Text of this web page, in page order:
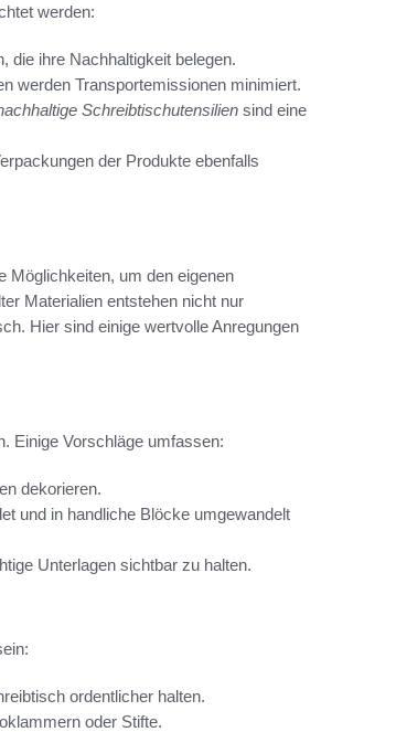
werden:
die ihre Nachhaltigkeit belegen.
werden Transportemissionen minimiert.
Schreibtischutensilien sind eine
der Produkte ebenfalls
Möglichkeiten, um den eigenen
Materialien entstehen nicht nur
Hier sind einige wertvolle Anregungen
Einige Vorschläge umfassen:
dekorieren.
und in handliche Blöcke umgewandelt
Unterlagen sichtbar zu halten.
ordentlicher halten.
oder Stifte.